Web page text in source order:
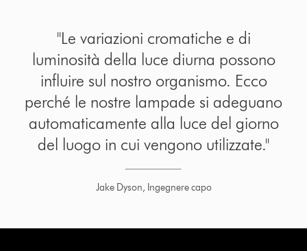
"Le variazioni cromatiche e di
luminosità della luce diurna possono
influire sul nostro organismo. Ecco
perché le nostre lampade si adeguano
automaticamente alla luce del giorno
del luogo in cui vengono utilizzate."
Jake Dyson, Ingegnere capo